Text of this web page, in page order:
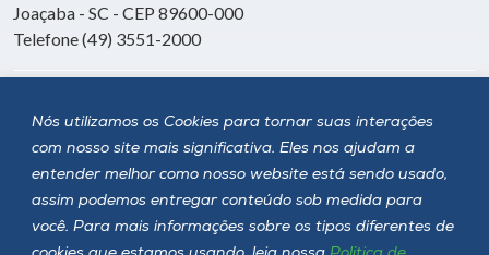
Nós utilizamos os Cookies para tornar suas interações
com nosso site mais significativa. Eles nos ajudam a
entender melhor como nosso website está sendo usado,
assim podemos entregar conteúdo sob medida para
você. Para mais informações sobre os tipos diferentes de
Joaçaba - SC - CEP 89600-000
Telefone (49) 3551-2000
Siga a Unoesc